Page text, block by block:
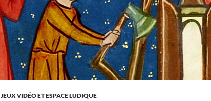
JEUX VIDÉO ET ESPACE LUDIQUE